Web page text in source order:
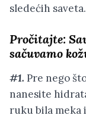
sledećih saveta.
Pročitajte:
sačuvamo
#1. Pre nego
nanesite
ruku bila meka